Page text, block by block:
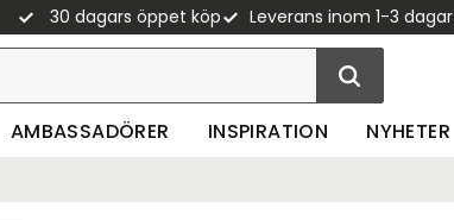
30 dagars öppet köp Leverans inom 1-3 dagar
AMBASSADÖRER INSPIRATION NYHETER